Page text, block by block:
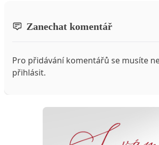
Zanechat komentář
Pro přidávání komentářů se musíte
přihlásit.